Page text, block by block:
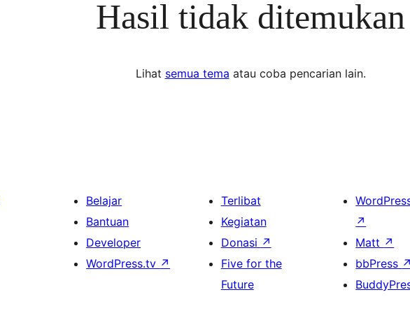
Hasil tidak ditemukan
Lihat semua tema atau coba pencarian lain.
Belajar
Bantuan
Developer
WordPress.tv ↗
Terlibat
Kegiatan
Donasi ↗
Five for the
Future
↗
Matt ↗
bbPress